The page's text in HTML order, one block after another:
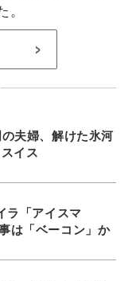
。
>
夫婦、解けた氷河
イス
ラ「アイスマ
は「ベーコン」か